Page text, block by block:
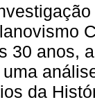
30 anos,
da